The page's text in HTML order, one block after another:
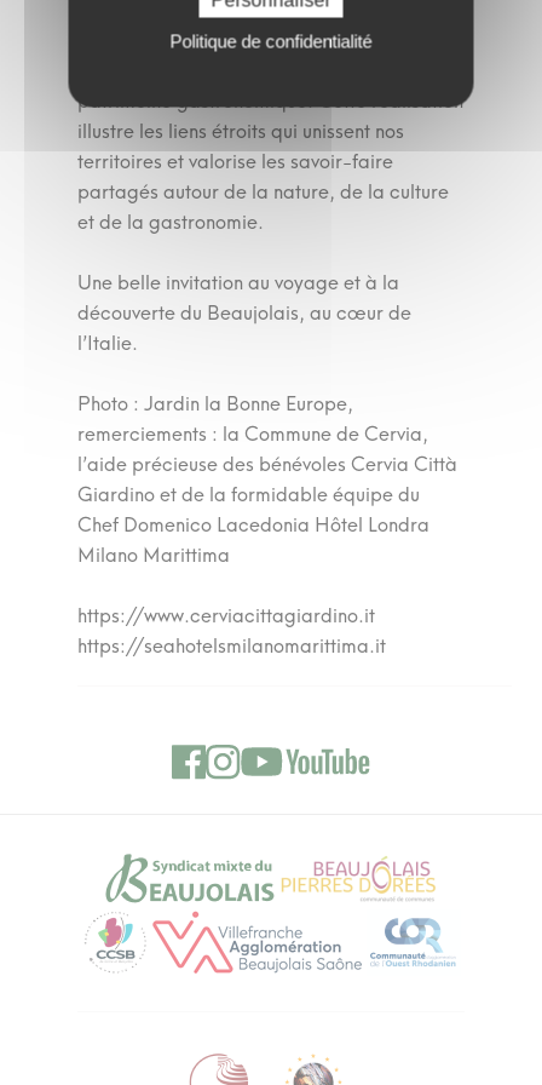
Le parcours se poursuit symboliquement le
long de la Saône, guidant les visiteurs
patrimoine gastronomique. Cette réalisation
illustre les liens étroits qui unissent nos
territoires et valorise les savoir-faire
partagés autour de la nature, de la culture
et de la gastronomie.
Une belle invitation au voyage et à la
découverte du Beaujolais, au cœur de
l’Italie.
Photo : Jardin la Bonne Europe,
remerciements : la Commune de Cervia,
l’aide précieuse des bénévoles Cervia Città
Giardino et de la formidable équipe du
Chef Domenico Lacedonia Hôtel Londra
Milano Marittima
https://www.cerviacittagiardino.it
https://seahotelsmilanomarittima.it
Politique de confidentialité